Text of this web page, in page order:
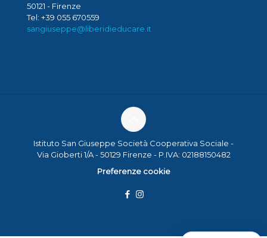
50121 - Firenze
Tel: +39 055 670559
sangiuseppe@liberidieducare.it
Istituto San Giuseppe Società Cooperativa Sociale -
Via Gioberti 1/A - 50129 Firenze - P.IVA: 02188150482
Preferenze cookie